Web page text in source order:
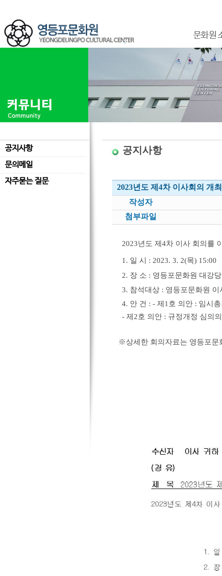
문화원
공지사항
문의메일
자주묻는 질문
공지사항
2023년도 제4차 이사회의 개
작성자
첨부파일
2023년도 제 4차 이사 회의를
1. 일 시 : 2023. 3. 2(목) 15:00
2. 장 소 : 영등포문화원 대강당
3. 참석대상 : 영등포문화원 이
4. 안 건 : - 제 1 호 의안 : 임시
- 제 2호 의안 : 규정개정 심의
※상세한 회의자료는 영등포